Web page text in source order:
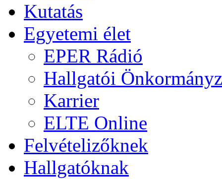
Kutatás
Egyetemi élet
EPER Rádió
Hallgatói
Karrier
ELTE Online
Felvételizőknek
Hallgatóknak